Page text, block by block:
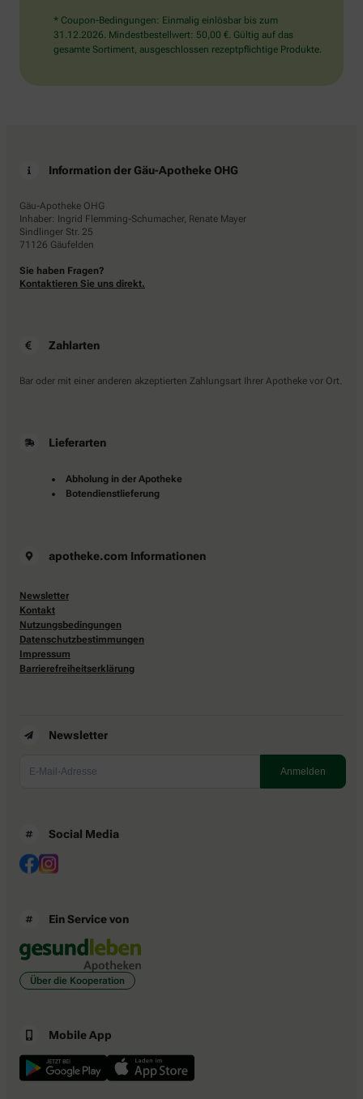
* Coupon-Bedingungen: Einmalig einlösbar bis zum
31.12.2026. Mindestbestellwert: 50,00 €. Gültig auf das
gesamte Sortiment, ausgeschlossen rezeptpflichtige Produkte.
Information der Gäu-Apotheke OHG
Gäu-Apotheke OHG
Inhaber: Ingrid Flemming-Schumacher, Renate Mayer
Sindlinger Str. 25
71126 Gäufelden
Sie haben Fragen?
Kontaktieren Sie uns direkt.
Zahlarten
Bar oder mit einer anderen akzeptierten Zahlungsart Ihrer Apotheke vor Ort.
Lieferarten
Abholung in der Apotheke
Botendienstlieferung
apotheke.com Informationen
Newsletter
Kontakt
Nutzungsbedingungen
Datenschutzbestimmungen
Impressum
Barrierefreiheitserklärung
Newsletter
Social Media
Ein Service von
Über die Kooperation
Mobile App